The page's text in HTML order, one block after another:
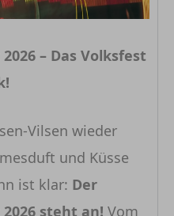
– Das Volksfest
Vilsen wieder
und Küsse
ist klar: Der
steht an! Vom